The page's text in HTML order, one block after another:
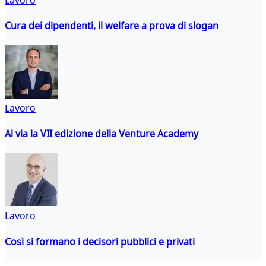
Cura dei dipendenti, il welfare a prova di slogan
Lavoro
Al via la VII edizione della Venture Academy
Lavoro
Così si formano i decisori pubblici e privati